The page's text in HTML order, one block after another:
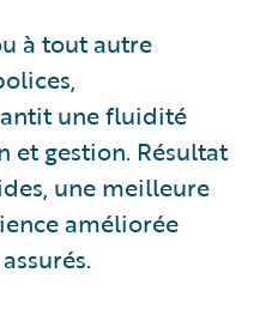
à tout autre
une fluidité
et gestion. Résultat
une meilleure
améliorée